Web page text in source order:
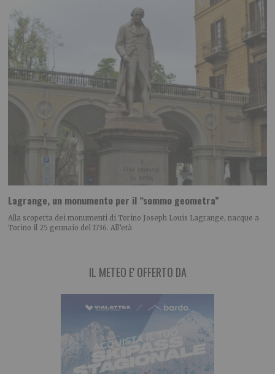
Lagrange, un monumento per il “sommo geometra”
Alla scoperta dei monumenti di Torino Joseph Louis Lagrange, nacque a
Torino il 25 gennaio del 1736. All’età
IL METEO E' OFFERTO DA